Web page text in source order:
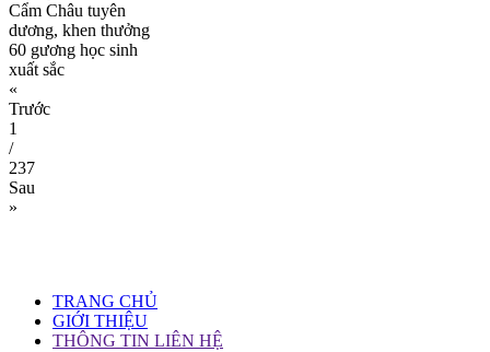
Cẩm Châu tuyên
dương, khen thưởng
60 gương học sinh
xuất sắc
«
Trước
1
/
237
Sau
»
TRANG CHỦ
GIỚI THIỆU
THÔNG TIN LIÊN HỆ